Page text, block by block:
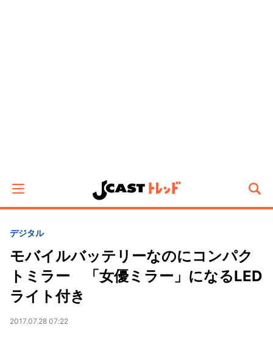
デジタル
モバイルバッテリーなのにコンパク
トミラー 「女優ミラー」になるLED
ライト付き
2017.07.28 07:22